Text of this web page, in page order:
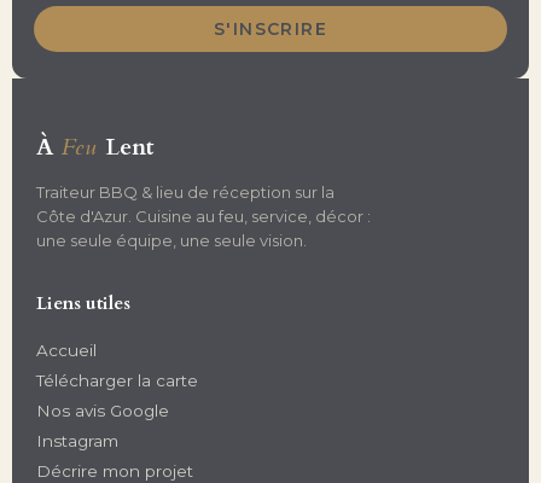
S'INSCRIRE
À Feu Lent
Traiteur BBQ & lieu de réception sur la
Côte d'Azur. Cuisine au feu, service, décor :
une seule équipe, une seule vision.
Liens utiles
Accueil
Télécharger la carte
Nos avis Google
Instagram
Décrire mon projet